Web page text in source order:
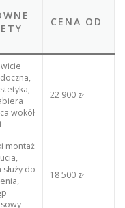
CENA OD
wokół
22 900 zł
montaż
służy do
18 500 zł